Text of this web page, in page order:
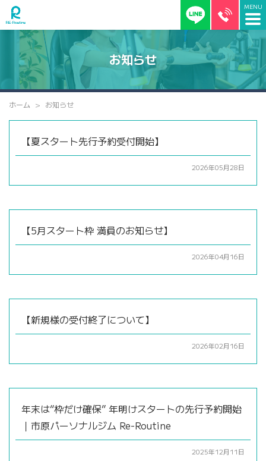
お知らせ
ホーム お知らせ
【夏スタート先行予約受付開始】
2026年05月28日
【5月スタート枠 満員のお知らせ】
2026年04月16日
【新規様の受付終了について】
2026年02月16日
年末は“枠だけ確保” 年明けスタートの先行予約開始
｜市原パーソナルジム Re-Routine
2025年12月11日